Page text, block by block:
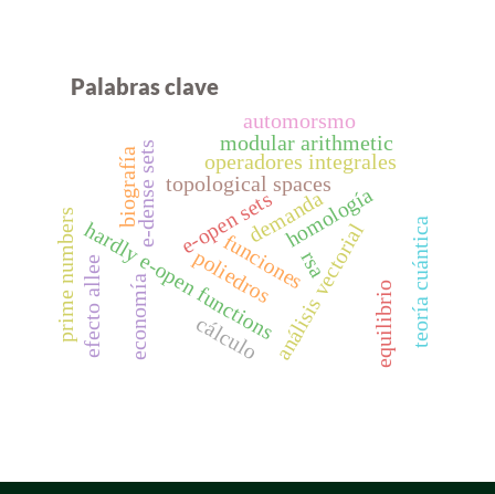
Palabras clave
topological spaces
e-open sets
e-dense sets
hardly e-open functions
funcionesanálisis vectorial
economía equilibrio
demanda
operadores integrales
teoría cuántica
poliedros
homología
prime numbers
modular arithmetic
rsa
automorsmo
efecto allee cálculo
biografía